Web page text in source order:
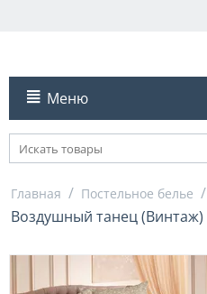
Меню
Главная / Постельное белье /
Воздушный танец (Винтаж)